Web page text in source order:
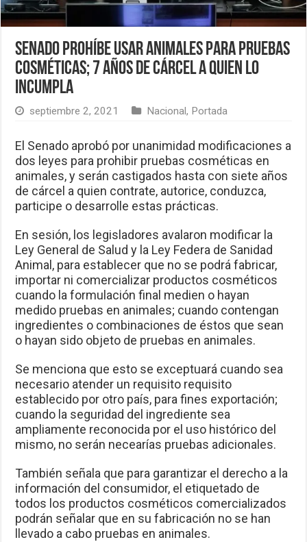
Senado prohíbe usar animales para pruebas
cosméticas; 7 años de cárcel a quien lo
incumpla
septiembre 2, 2021 Nacional, Portada
El Senado aprobó por unanimidad modificaciones a
dos leyes para prohibir pruebas cosméticas en
animales, y serán castigados hasta con siete años
de cárcel a quien contrate, autorice, conduzca,
participe o desarrolle estas prácticas.
En sesión, los legisladores avalaron modificar la
Ley General de Salud y la Ley Federa de Sanidad
Animal, para establecer que no se podrá fabricar,
importar ni comercializar productos cosméticos
cuando la formulación final medien o hayan
medido pruebas en animales; cuando contengan
ingredientes o combinaciones de éstos que sean
o hayan sido objeto de pruebas en animales.
Se menciona que esto se exceptuará cuando sea
necesario atender un requisito requisito
establecido por otro país, para fines exportación;
cuando la seguridad del ingrediente sea
ampliamente reconocida por el uso histórico del
mismo, no serán necearías pruebas adicionales.
También señala que para garantizar el derecho a la
información del consumidor, el etiquetado de
todos los productos cosméticos comercializados
podrán señalar que en su fabricación no se han
llevado a cabo pruebas en animales.